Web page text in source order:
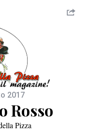
2017
Rosso
Pizza